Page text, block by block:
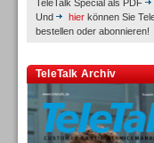
TeleTalk Special als PDF
Und
hier können Sie
bestellen oder abonnieren!
TeleTalk Archiv
Inbound